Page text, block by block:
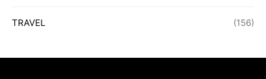
TRAVEL (156)